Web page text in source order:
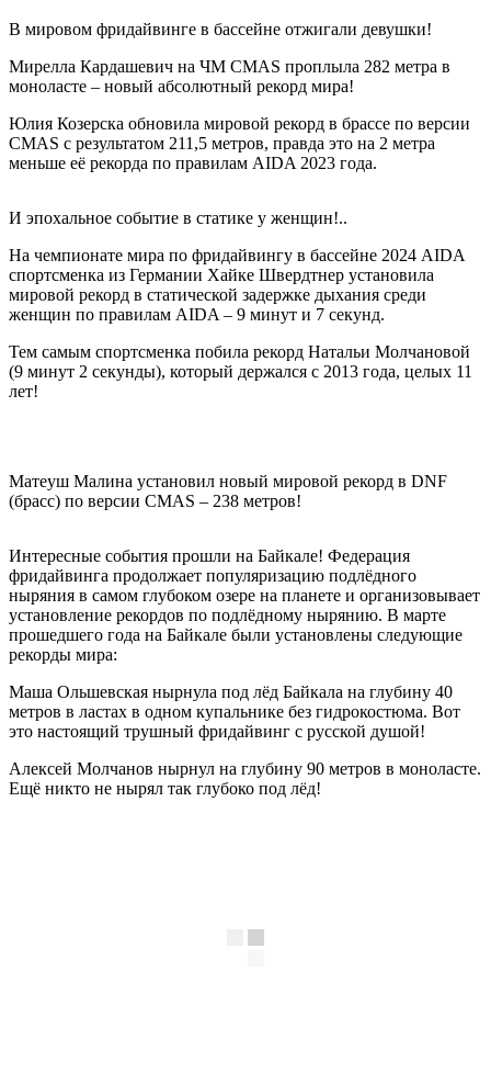
В мировом фридайвинге в бассейне отжигали девушки!
Мирелла Кардашевич на ЧМ CMAS проплыла 282 метра в
моноласте – новый абсолютный рекорд мира!
Юлия Козерска обновила мировой рекорд в брассе по версии
CMAS с результатом 211,5 метров, правда это на 2 метра
меньше её рекорда по правилам AIDA 2023 года.
И эпохальное событие в статике у женщин!..
На чемпионате мира по фридайвингу в бассейне 2024 AIDA
спортсменка из Германии Хайке Швердтнер установила
мировой рекорд в статической задержке дыхания среди
женщин по правилам AIDA – 9 минут и 7 секунд.
Тем самым спортсменка побила рекорд Натальи Молчановой
(9 минут 2 секунды), который держался с 2013 года, целых 11
лет!
Матеуш Малина установил новый мировой рекорд в DNF
(брасс) по версии CMAS – 238 метров!
Интересные события прошли на Байкале! Федерация
фридайвинга продолжает популяризацию подлёдного
ныряния в самом глубоком озере на планете и организовывает
установление рекордов по подлёдному нырянию. В марте
прошедшего года на Байкале были установлены следующие
рекорды мира:
Маша Ольшевская нырнула под лёд Байкала на глубину 40
метров в ластах в одном купальнике без гидрокостюма. Вот
это настоящий трушный фридайвинг с русской душой!
Алексей Молчанов нырнул на глубину 90 метров в моноласте.
Ещё никто не нырял так глубоко под лёд!